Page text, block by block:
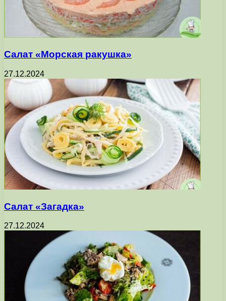
Салат «Морская ракушка»
27.12.2024
Салат «Загадка»
27.12.2024